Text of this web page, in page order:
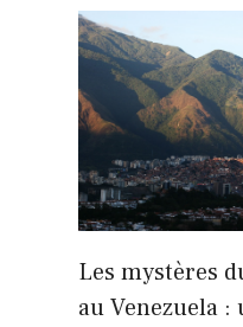
Les mystères
au Venezuela :